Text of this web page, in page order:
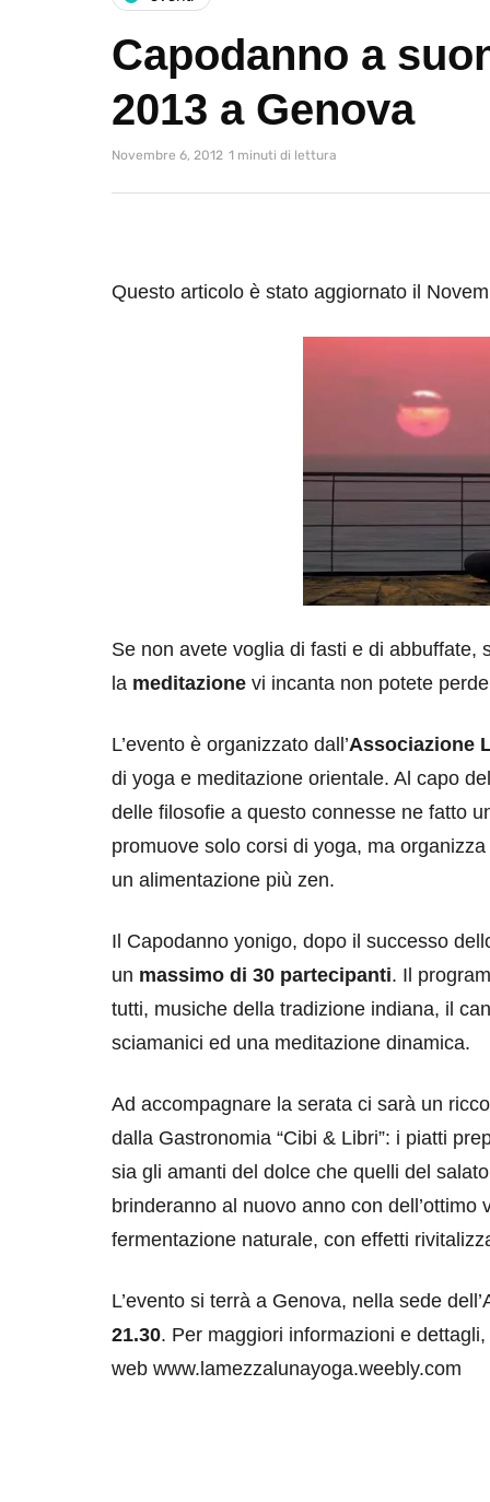
Capodanno a
2013 a Genova
Novembre 6, 2012 1 minuti di lettura
Questo articolo è stato aggiornato il
Se non avete voglia di fasti e di abbuffate,
la meditazione vi incanta non potete
L’evento è organizzato dall’Associazione
di yoga e meditazione orientale. Al capo
delle filosofie a questo connesse ne fatto
promuove solo corsi di yoga, ma
un alimentazione più zen.
Il Capodanno yonigo, dopo il successo
un massimo di 30 partecipanti. Il
tutti, musiche della tradizione indiana, il
sciamanici ed una meditazione dinamica.
Ad accompagnare la serata ci sarà un
dalla Gastronomia “Cibi & Libri”: i piatti
sia gli amanti del dolce che quelli del
brinderanno al nuovo anno con dell’ottimo
fermentazione naturale, con effetti
L’evento si terrà a Genova, nella sede
21.30. Per maggiori informazioni e
web www.lamezzalunayoga.weebly.com